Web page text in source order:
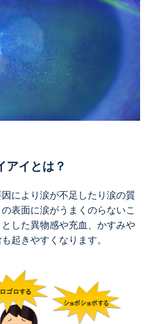
アイとは？
により涙が不足したり涙の質
表面に涙がうまくのらないこ
した異物感や充血、かすみや
起きやすくなります。